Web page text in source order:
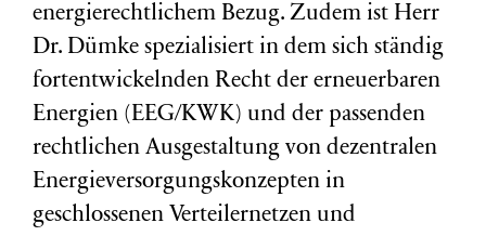
energierechtlichem Bezug. Zudem ist Herr
Dr. Dümke spezialisiert in dem sich ständig
fortentwickelnden Recht der erneuerbaren
Energien (EEG/KWK) und der passenden
rechtlichen Ausgestaltung von dezentralen
Energieversorgungskonzepten in
geschlossenen Verteilernetzen und